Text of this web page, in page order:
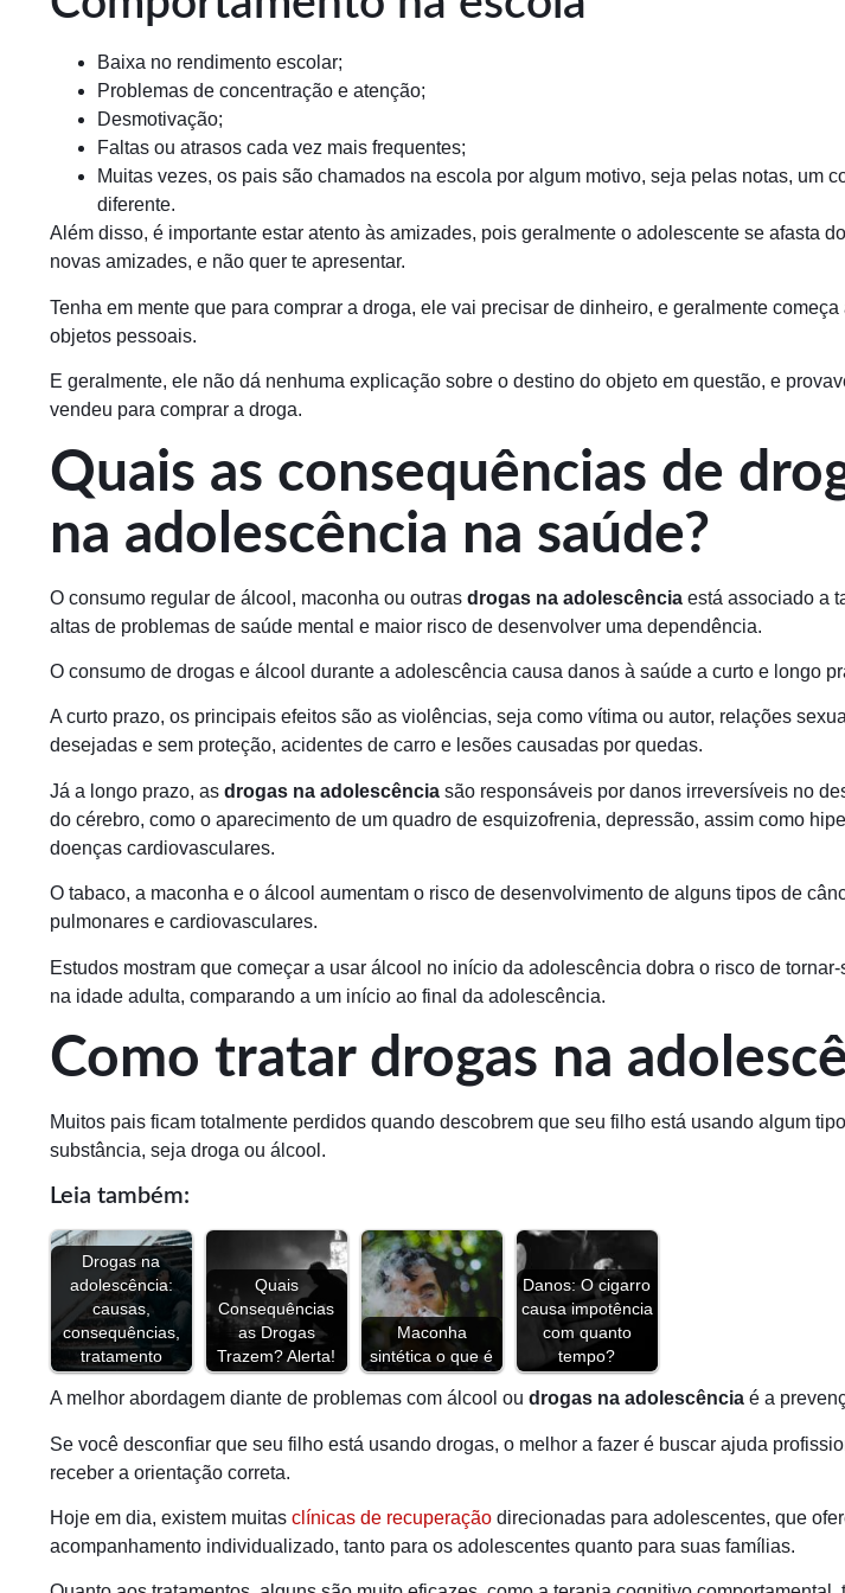
Baixa no rendimento escolar;
Problemas de concentração e atenção;
Desmotivação;
Faltas ou atrasos cada vez mais frequentes;
Muitas vezes, os pais são chamados na escola por algum motivo, seja pelas notas, um
diferente.
Além disso, é importante estar atento às amizades, pois geralmente o adolescente se afasta
novas amizades, e não quer te apresentar.
Tenha em mente que para comprar a droga, ele vai precisar de dinheiro, e geralmente
objetos pessoais.
E geralmente, ele não dá nenhuma explicação sobre o destino do objeto em questão, e
vendeu para comprar a droga.
Quais as consequências de
na adolescência na saúde?
O consumo regular de álcool, maconha ou outras drogas na adolescência está associado a
altas de problemas de saúde mental e maior risco de desenvolver uma dependência.
O consumo de drogas e álcool durante a adolescência causa danos à saúde a curto e longo
A curto prazo, os principais efeitos são as violências, seja como vítima ou autor, relações
desejadas e sem proteção, acidentes de carro e lesões causadas por quedas.
Já a longo prazo, as drogas na adolescência são responsáveis por danos irreversíveis no
do cérebro, como o aparecimento de um quadro de esquizofrenia, depressão, assim como
doenças cardiovasculares.
O tabaco, a maconha e o álcool aumentam o risco de desenvolvimento de alguns tipos de
pulmonares e cardiovasculares.
Estudos mostram que começar a usar álcool no início da adolescência dobra o risco de
na idade adulta, comparando a um início ao final da adolescência.
Como tratar drogas na
Muitos pais ficam totalmente perdidos quando descobrem que seu filho está usando algum
substância, seja droga ou álcool.
Leia também:
Drogas na
adolescência:
causas,
consequências,
tratamento
Quais
Consequências
as Drogas
Trazem? Alerta!
Maconha
sintética o que é
Danos: O cigarro
causa impotência
com quanto
tempo?
A melhor abordagem diante de problemas com álcool ou drogas na adolescência é a
Se você desconfiar que seu filho está usando drogas, o melhor a fazer é buscar ajuda
receber a orientação correta.
Hoje em dia, existem muitas clínicas de recuperação direcionadas para adolescentes, que
acompanhamento individualizado, tanto para os adolescentes quanto para suas famílias.